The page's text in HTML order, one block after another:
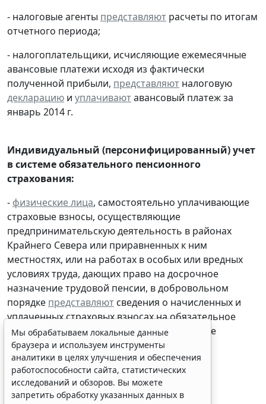
- налоговые агенты представляют расчеты по итогам
отчетного периода;
- налогоплательщики, исчисляющие ежемесячные
авансовые платежи исходя из фактически
полученной прибыли, представляют налоговую
декларацию и уплачиваютавансовый платеж за
январь 2014 г.
Индивидуальный (персонифицированный) учет
в системе обязательного пенсионного
страхования:
- физические лица, самостоятельно уплачивающие
страховые взносы, осуществляющие
предпринимательскую деятельность в районах
Крайнего Севера или приравненных к ним
местностях, или на работах в особых или вредных
условиях труда, дающих право на досрочное
назначение трудовой пенсии, в добровольном
порядке представляют сведения о начисленных и
уплаченных страховых взносах на обязательное
пенсионное страхование и страховом стаже
застрахованного лица
Мы обрабатываем локальные данные
браузера и используем инструменты
аналитики в целях улучшения и обеспечения
работоспособности сайта, статистических
исследований и обзоров. Вы можете
запретить обработку указанных данных в